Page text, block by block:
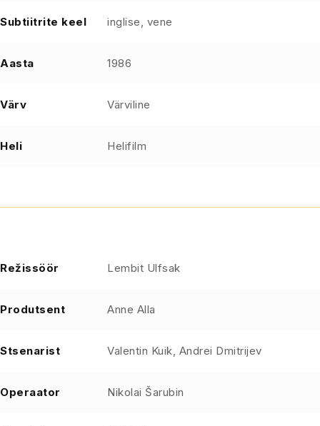
Subtiitrite keel inglise, vene
Aasta 1986
Värv Värviline
Heli Helifilm
Režissöör Lembit Ulfsak
Produtsent Anne Alla
Stsenarist Valentin Kuik, Andrei Dmitrijev
Operaator Nikolai Šarubin